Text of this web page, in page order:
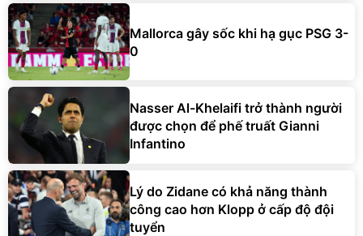
Mallorca gây sốc khi hạ gục PSG 3-
0
Nasser Al-Khelaifi trở thành người
được chọn để phế truất Gianni
Infantino
Lý do Zidane có khả năng thành
công cao hơn Klopp ở cấp độ đội
tuyển